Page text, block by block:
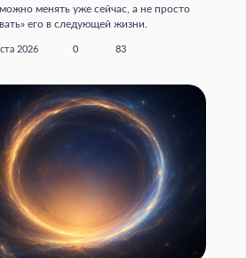
менять уже сейчас, а не просто
его в следующей жизни.
2026 0 83